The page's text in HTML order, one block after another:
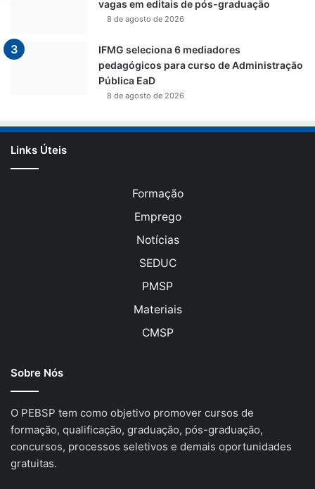
vagas em editais de pós-graduação
8 de agosto de 2026
IFMG seleciona 6 mediadores
pedagógicos para curso de Administração
Pública EaD
8 de agosto de 2026
Links Úteis
Formação
Emprego
Notícias
SEDUC
PMSP
Materiais
CMSP
Sobre Nós
O PEBSP tem como objetivo promover cursos de
formação, qualificação, graduação, pós-graduação,
concursos, processos seletivos e demais oportunidades
gratuitas.